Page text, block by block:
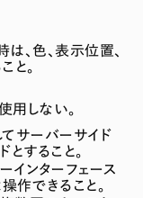
、色、表示位置、
と。
用しない。
サーバーサイド
とすること。
ンターフェース
作できること。